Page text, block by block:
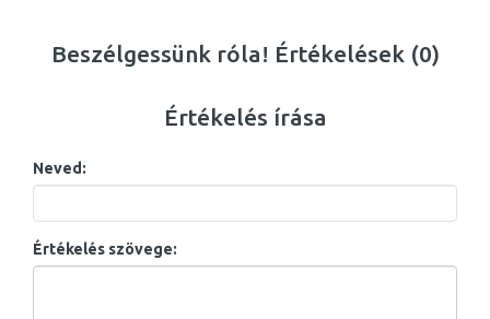
Beszélgessünk róla! Értékelések (0)
Értékelés írása
Neved:
Értékelés szövege: